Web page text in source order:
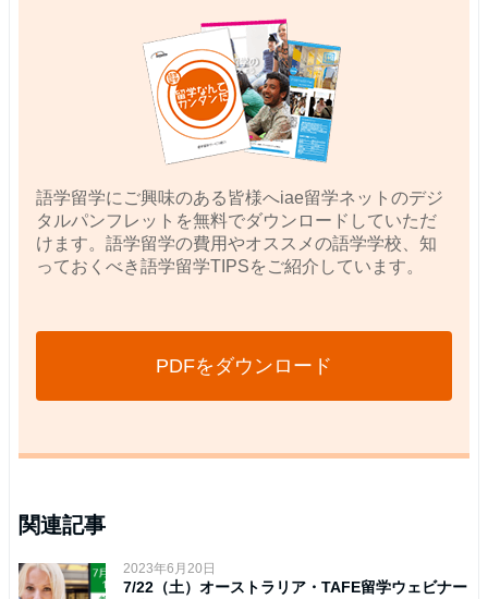
語学留学にご興味のある皆様へiae留学ネットのデジ
タルパンフレットを無料でダウンロードしていただ
けます。語学留学の費用やオススメの語学学校、知
っておくべき語学留学TIPSをご紹介しています。
PDFをダウンロード
関連記事
2023年6月20日
7/22（土）オーストラリア・TAFE留学ウェビナー